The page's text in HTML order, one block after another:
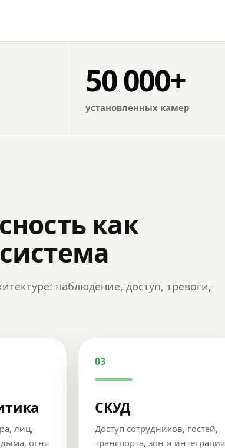
50 000+
установленных камер
как
наблюдение, доступ, тревоги,
лиц,
дыма, огня
03
СКУД
Доступ сотрудников, гостей,
транспорта, зон и интеграция